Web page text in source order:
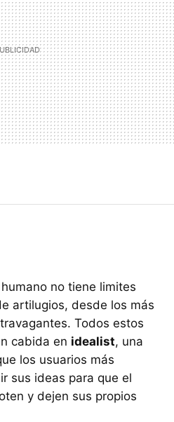
no tiene limites
artilugios, desde los más
Todos estos
cabida en idealist, una
los usuarios más
sus ideas para que el
y dejen sus propios